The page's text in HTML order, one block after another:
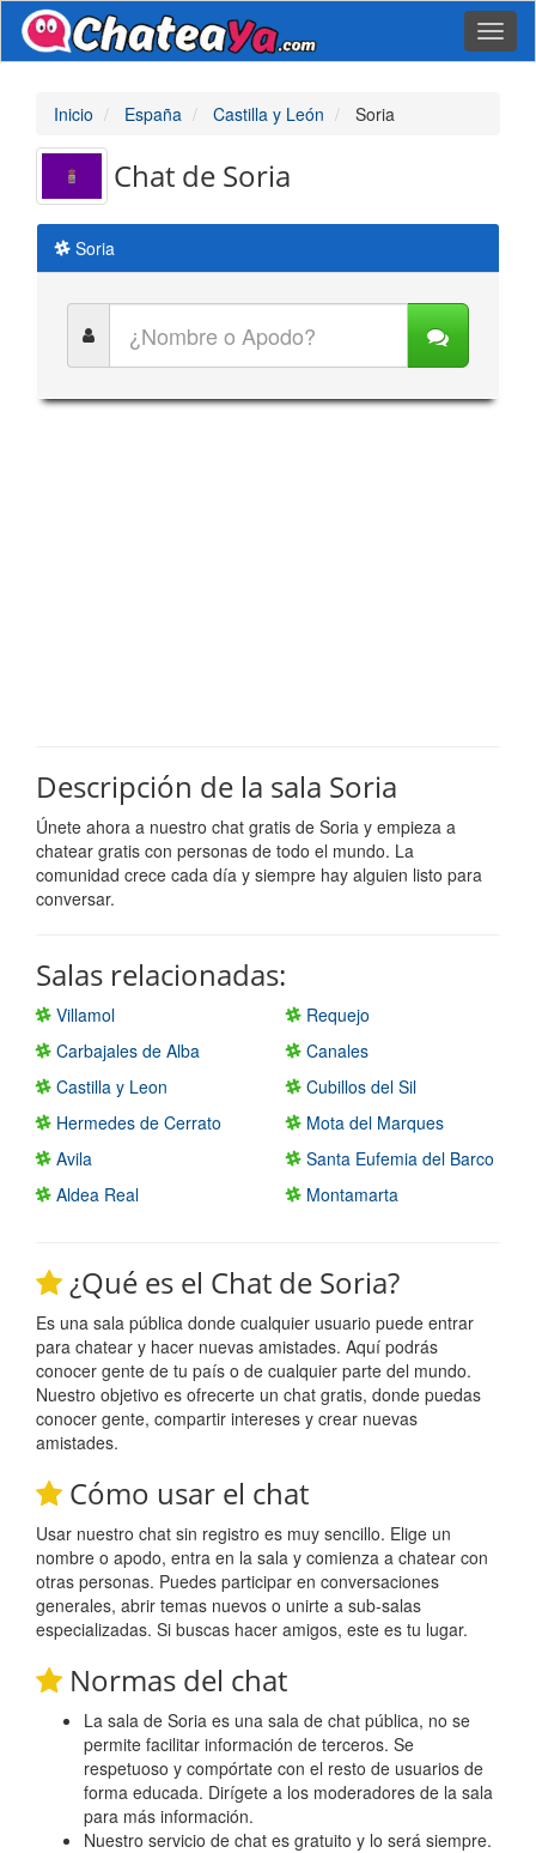
Inicio España Castilla y León Soria
Chat de Soria
Soria
Descripción de la sala Soria
Únete ahora a nuestro chat gratis de Soria y empieza a
chatear gratis con personas de todo el mundo. La
comunidad crece cada día y siempre hay alguien listo para
conversar.
Salas relacionadas:
Villamol
Requejo
Carbajales de Alba
Canales
Castilla y Leon
Cubillos del Sil
Hermedes de Cerrato
Mota del Marques
Avila
Santa Eufemia del Barco
Aldea Real
Montamarta
¿Qué es el Chat de Soria?
Es una sala pública donde cualquier usuario puede entrar
para chatear y hacer nuevas amistades. Aquí podrás
conocer gente de tu país o de cualquier parte del mundo.
Nuestro objetivo es ofrecerte un chat gratis, donde puedas
conocer gente, compartir intereses y crear nuevas
amistades.
Cómo usar el chat
Usar nuestro chat sin registro es muy sencillo. Elige un
nombre o apodo, entra en la sala y comienza a chatear con
otras personas. Puedes participar en conversaciones
generales, abrir temas nuevos o unirte a sub-salas
especializadas. Si buscas hacer amigos, este es tu lugar.
Normas del chat
La sala de Soria es una sala de chat pública, no se
permite facilitar información de terceros. Se
respetuoso y compórtate con el resto de usuarios de
forma educada. Dirígete a los moderadores de la sala
para más información.
Nuestro servicio de chat es gratuito y lo será siempre.